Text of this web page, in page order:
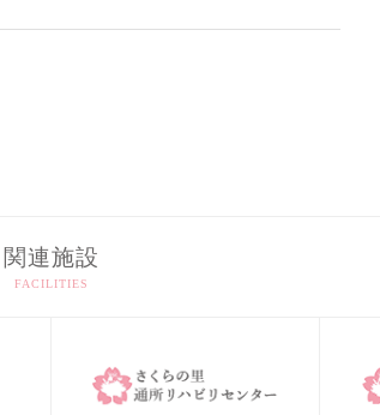
関連施設
FACILITIES